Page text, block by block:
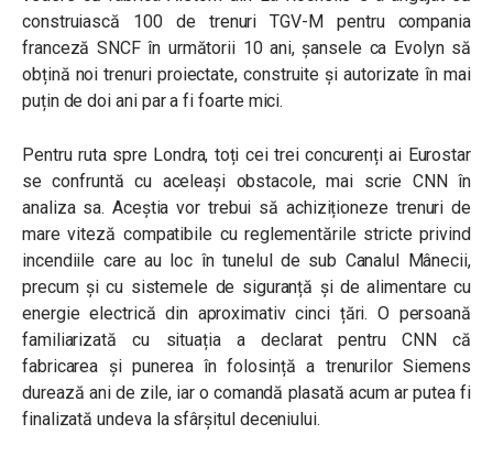
construiască 100 de trenuri TGV-M pentru compania
franceză SNCF în următorii 10 ani, șansele ca Evolyn să
obțină noi trenuri proiectate, construite și autorizate în mai
puțin de doi ani par a fi foarte mici.
Pentru ruta spre Londra, toți cei trei concurenți ai Eurostar
se confruntă cu aceleași obstacole, mai scrie CNN în
analiza sa. Aceștia vor trebui să achiziționeze trenuri de
mare viteză compatibile cu reglementările stricte privind
incendiile care au loc în tunelul de sub Canalul Mânecii,
precum și cu sistemele de siguranță și de alimentare cu
energie electrică din aproximativ cinci țări. O persoană
familiarizată cu situația a declarat pentru CNN că
fabricarea și punerea în folosință a trenurilor Siemens
durează ani de zile, iar o comandă plasată acum ar putea fi
finalizată undeva la sfârșitul deceniului.